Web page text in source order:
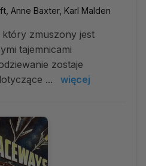
Anne Baxter, Karl Malden
który zmuszony jest
tajemnicami
zostaje
...
więcej